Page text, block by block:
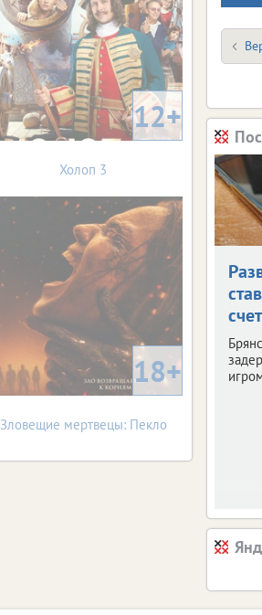
счет
12+
Холоп 3
18+
Зловещие мертвецы: Пекло